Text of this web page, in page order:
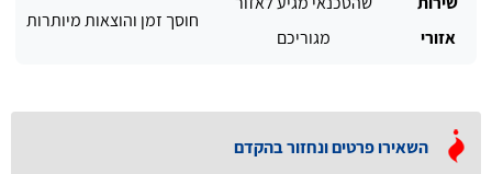
אזורי
מגוריכם
חוסך זמן והוצאות מיותרות
השאירו פרטים ונחזור בהקדם